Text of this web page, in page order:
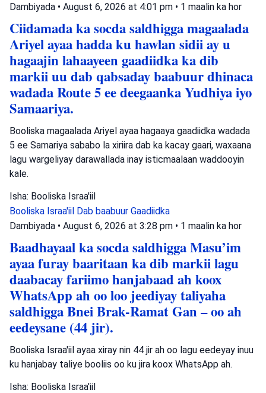
Dambiyada • August 6, 2026 at 4:01 pm • 1 maalin ka hor
Ciidamada ka socda saldhigga magaalada
Ariyel ayaa hadda ku hawlan sidii ay u
hagaajin lahaayeen gaadiidka ka dib
markii uu dab qabsaday baabuur dhinaca
wadada Route 5 ee deegaanka Yudhiya iyo
Samaariya.
Booliska magaalada Ariyel ayaa hagaaya gaadiidka wadada
5 ee Samariya sababo la xiriira dab ka kacay gaari, waxaana
lagu wargeliyay darawallada inay isticmaalaan waddooyin
kale.
Isha: Booliska Israa'iil
Booliska Israa'iil Dab baabuur Gaadiidka
Dambiyada • August 6, 2026 at 3:28 pm • 1 maalin ka hor
Baadhayaal ka socda saldhigga Masu’im
ayaa furay baaritaan ka dib markii lagu
daabacay fariimo hanjabaad ah koox
WhatsApp ah oo loo jeediyay taliyaha
saldhigga Bnei Brak-Ramat Gan – oo ah
eedeysane (44 jir).
Booliska Israa'iil ayaa xiray nin 44 jir ah oo lagu eedeyay inuu
ku hanjabay taliye booliis oo ku jira koox WhatsApp ah.
Isha: Booliska Israa'iil